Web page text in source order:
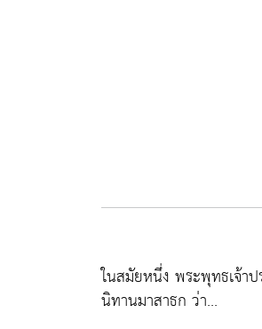
ในสมัยหนึ่ง พระพุทธเจ้า
นิทานมาสาธก ว่า...